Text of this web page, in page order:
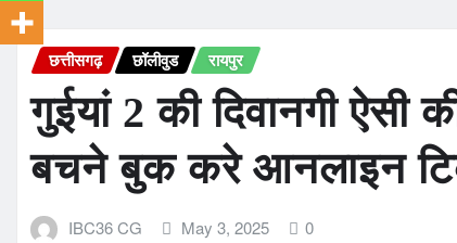
छत्तीसगढ़ छॉलीवुड रायपुर
गुईयां 2 की दिवानगी
बचने बुक करे आनलाइन
IBC36 CG May 3, 2025 0